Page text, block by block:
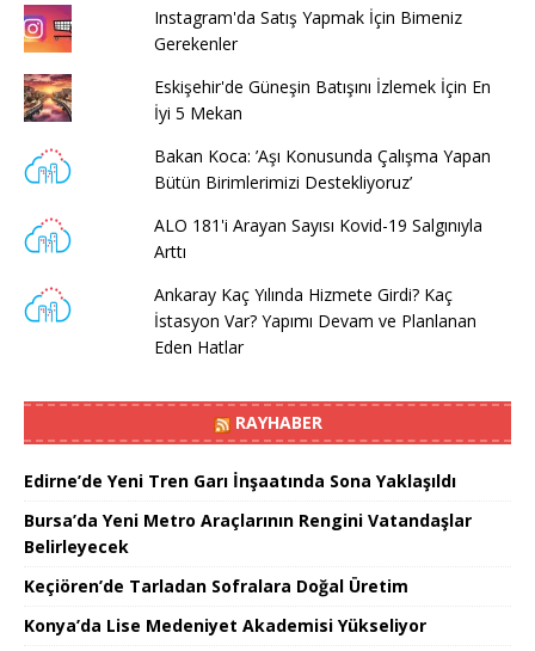
Instagram'da Satış Yapmak İçin Bimeniz
Gerekenler
Eskişehir'de Güneşin Batışını İzlemek İçin En
İyi 5 Mekan
Bakan Koca: ’Aşı Konusunda Çalışma Yapan
Bütün Birimlerimizi Destekliyoruz’
ALO 181'i Arayan Sayısı Kovid-19 Salgınıyla
Arttı
Ankaray Kaç Yılında Hizmete Girdi? Kaç
İstasyon Var? Yapımı Devam ve Planlanan
Eden Hatlar
RAYHABER
Edirne’de Yeni Tren Garı İnşaatında Sona Yaklaşıldı
Bursa’da Yeni Metro Araçlarının Rengini Vatandaşlar
Belirleyecek
Keçiören’de Tarladan Sofralara Doğal Üretim
Konya’da Lise Medeniyet Akademisi Yükseliyor